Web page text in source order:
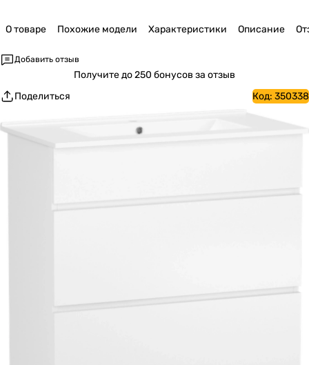
О товаре Похожие модели Характеристики Описание
Добавить отзыв
Получитедо 250 бонусов за отзыв
Поделиться
Код: 350338